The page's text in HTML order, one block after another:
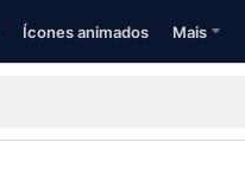
Ícones animados Mais